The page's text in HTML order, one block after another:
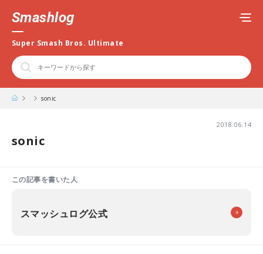
Smashlog
Super Smash Bros. Ultimate
sonic
2018.06.14
sonic
この記事を書いた人
スマッシュログ公式